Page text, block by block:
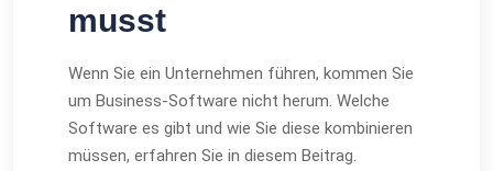
musst
Wenn Sie ein Unternehmen führen, kommen Sie
um Business-Software nicht herum. Welche
Software es gibt und wie Sie diese kombinieren
müssen, erfahren Sie in diesem Beitrag.